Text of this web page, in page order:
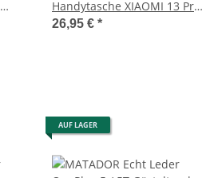
Handytasche XIAOMI 13 Pro
Magnet Schwarz
26,95 € *
AUF LAGER